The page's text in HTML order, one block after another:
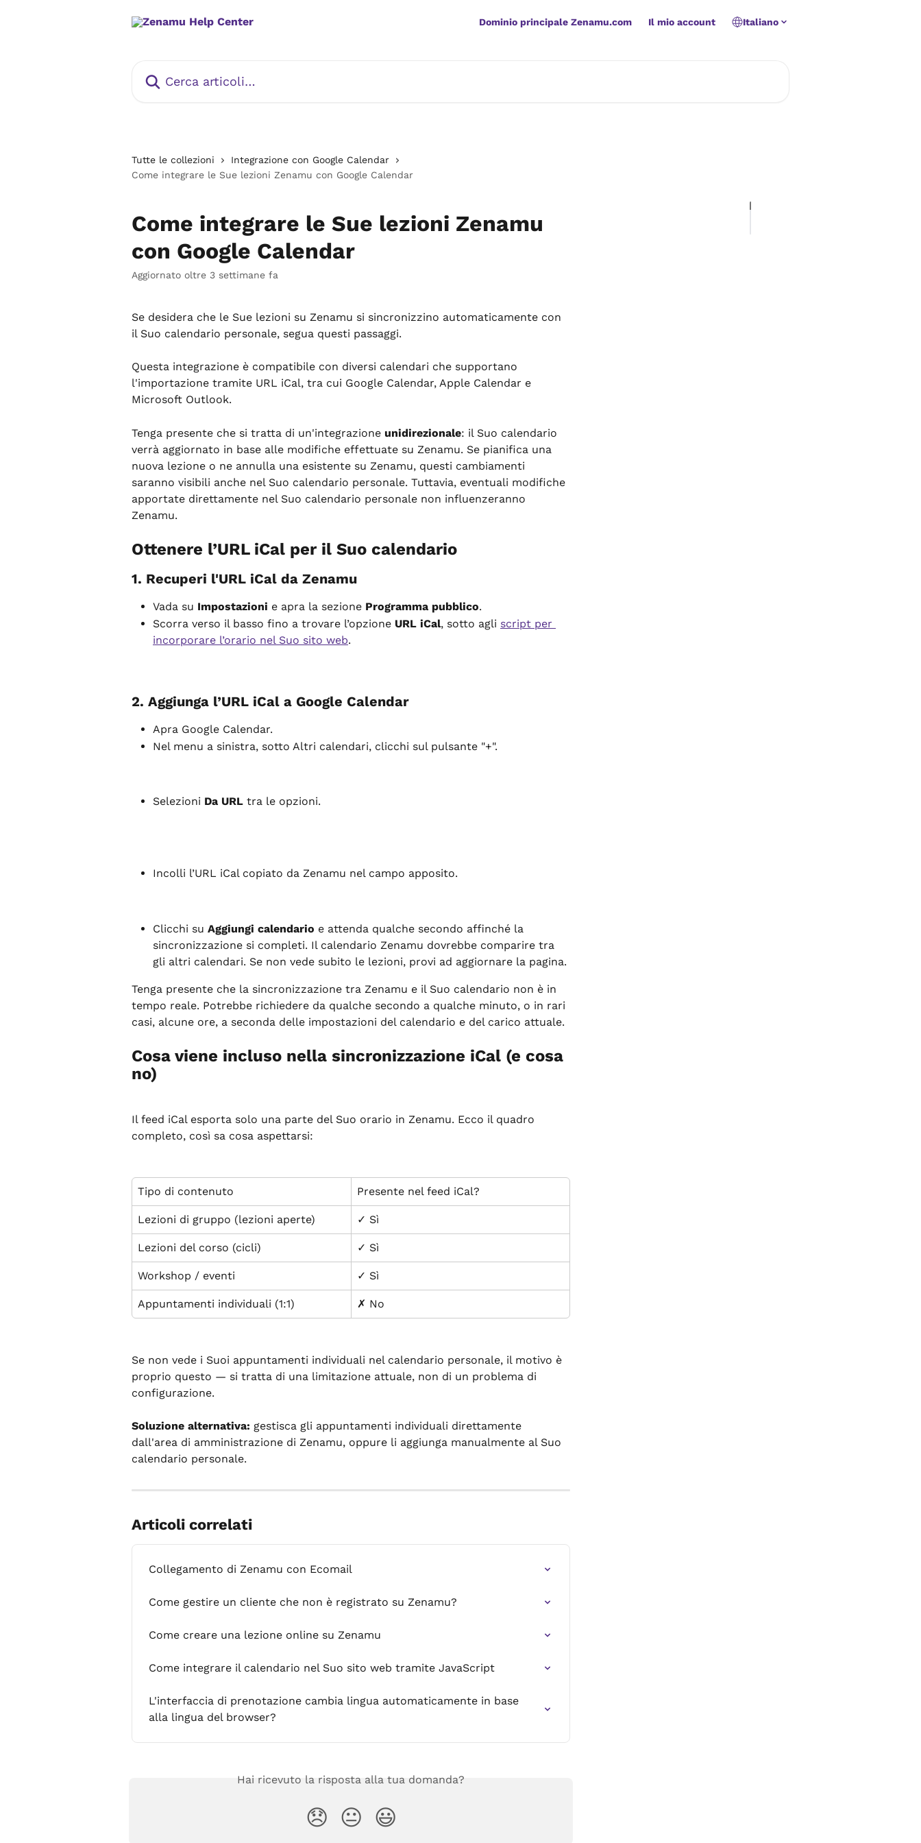
Dominio principale Zenamu.com Il mio account Italiano
Tutte le collezioni
Integrazione con Google Calendar
Come integrare le Sue lezioni Zenamu con Google Calendar
Come integrare le Sue lezioni Zenamu
con Google Calendar
Aggiornato oltre 3 settimane fa
Se desidera che le Sue lezioni su Zenamu si sincronizzino automaticamente con
il Suo calendario personale, segua questi passaggi.
Questa integrazione è compatibile con diversi calendari che supportano
l'importazione tramite URL iCal, tra cui Google Calendar, Apple Calendar e
Microsoft Outlook.
Tenga presente che si tratta di un'integrazione unidirezionale: il Suo calendario
verrà aggiornato in base alle modifiche effettuate su Zenamu. Se pianifica una
nuova lezione o ne annulla una esistente su Zenamu, questi cambiamenti
saranno visibili anche nel Suo calendario personale. Tuttavia, eventuali modifiche
apportate direttamente nel Suo calendario personale non influenzeranno
Zenamu.
Ottenere l’URL iCal per il Suo calendario
1. Recuperi l'URL iCal da Zenamu
Vada su Impostazioni e apra la sezione Programma pubblico.
Scorra verso il basso fino a trovare l’opzione URL iCal, sotto agli script per
incorporare l’orario nel Suo sito web.
2. Aggiunga l’URL iCal a Google Calendar
Apra Google Calendar.
Nel menu a sinistra, sotto Altri calendari, clicchi sul pulsante "+".
Selezioni Da URL tra le opzioni.
Incolli l’URL iCal copiato da Zenamu nel campo apposito.
Clicchi su Aggiungi calendario e attenda qualche secondo affinché la
sincronizzazione si completi. Il calendario Zenamu dovrebbe comparire tra
gli altri calendari. Se non vede subito le lezioni, provi ad aggiornare la pagina.
Tenga presente che la sincronizzazione tra Zenamu e il Suo calendario non è in
tempo reale. Potrebbe richiedere da qualche secondo a qualche minuto, o in rari
casi, alcune ore, a seconda delle impostazioni del calendario e del carico attuale.
Cosa viene incluso nella sincronizzazione iCal (e cosa
no)
Il feed iCal esporta solo una parte del Suo orario in Zenamu. Ecco il quadro
completo, così sa cosa aspettarsi:
Tipo di contenuto Presente nel feed iCal?
Lezioni di gruppo (lezioni aperte) ✓ Sì
Lezioni del corso (cicli) ✓ Sì
Workshop / eventi ✓ Sì
Appuntamenti individuali (1:1) ✗ No
Se non vede i Suoi appuntamenti individuali nel calendario personale, il motivo è
proprio questo — si tratta di una limitazione attuale, non di un problema di
configurazione.
Soluzione alternativa: gestisca gli appuntamenti individuali direttamente
dall'area di amministrazione di Zenamu, oppure li aggiunga manualmente al Suo
calendario personale.
Articoli correlati
Collegamento di Zenamu con Ecomail
Come gestire un cliente che non è registrato su Zenamu?
Come creare una lezione online su Zenamu
Come integrare il calendario nel Suo sito web tramite JavaScript
L'interfaccia di prenotazione cambia lingua automaticamente in base
alla lingua del browser?
Hai ricevuto la risposta alla tua domanda?
😞 😐 😃